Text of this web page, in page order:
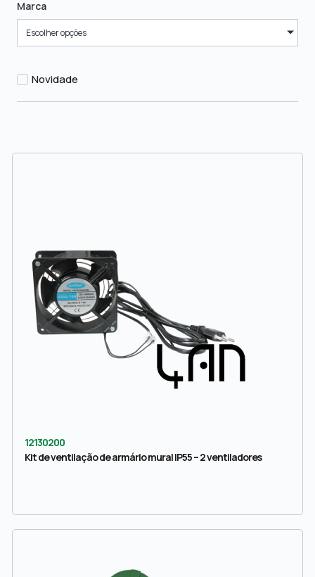
Marca
Escolher opções
Novidade
12130200
Kit de ventilação de armário mural IP55 – 2 ventiladores